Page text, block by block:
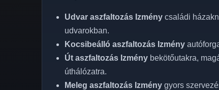
Udvar aszfaltozás Izmény családi
udvarokban.
Kocsibeálló aszfaltozás Izmény
Út aszfaltozás Izmény bekötőutakra,
úthálózatra.
Meleg aszfaltozás Izmény gyors